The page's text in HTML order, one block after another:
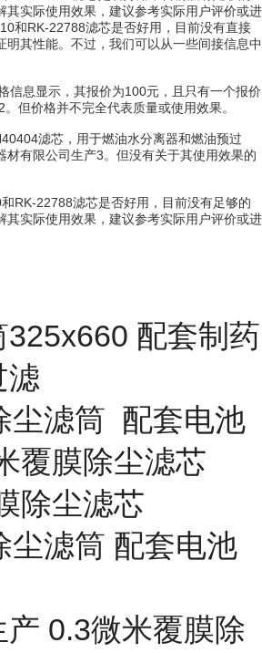
其实际使用效果，建议参考实际用户评价或进
和RK-22788滤芯是否好用，目前没有直接
明其性能。不过，我们可以从一些间接信息中
信息显示，其报价为100元，且只有一个报价
但价格并不完全代表质量或使用效果。
滤芯，用于燃油水分离器和燃油预过
材有限公司生产3。但没有关于其使用效果的
RK-22788滤芯是否好用，目前没有足够的
其实际使用效果，建议参考实际用户评价或进
325x660 配套制药
滤
尘滤筒 配套电池
覆膜除尘滤芯
除尘滤芯
尘滤筒 配套电池
0.3微米覆膜除